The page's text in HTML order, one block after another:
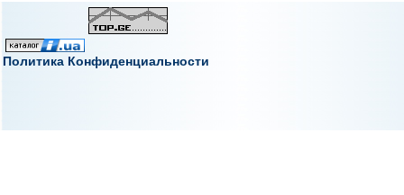
Политика Конфиденциальности